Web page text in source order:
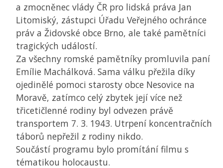
a zmocněnec vlády ČR pro lidská práva Jan
Litomiský, zástupci Úřadu Veřejného ochránce
práv a Židovské obce Brno, ale také pamětníci
tragických událostí.
Za všechny romské pamětníky promluvila paní
Emílie Machálková. Sama válku přežila díky
ojedinělé pomoci starosty obce Nesovice na
Moravě, zatímco celý zbytek její více než
třicetičlenné rodiny byl odvezen právě
transportem 7. 3. 1943. Utrpení koncentračních
táborů nepřežil z rodiny nikdo.
Součástí programu bylo promítání filmu s
tématikou holocaustu.